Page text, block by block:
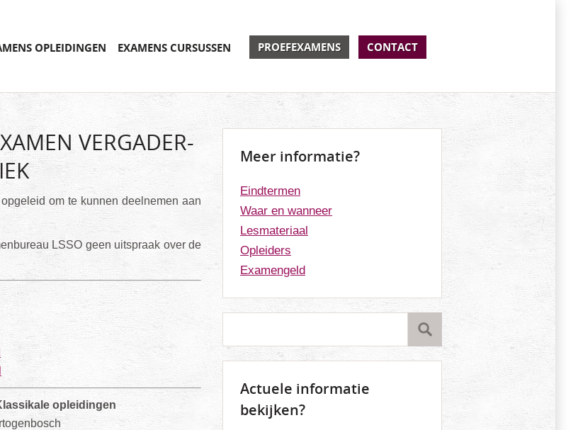
OPLEIDINGEN EXAMENS CURSUSSEN PROEFEXAMENS CONTACT
VERGADER-
om te kunnen deelnemen aan
LSSO geen uitspraak over de
opleidingen
Meer informatie?
Eindtermen
Waar en wanneer
Lesmateriaal
Opleiders
Examengeld
Actuele informatie
bekijken?